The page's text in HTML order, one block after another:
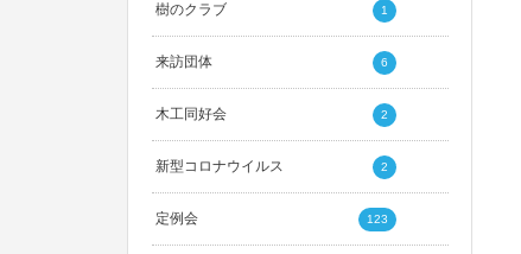
樹のクラブ 1
来訪団体 6
木工同好会 2
新型コロナウイルス 2
定例会 123